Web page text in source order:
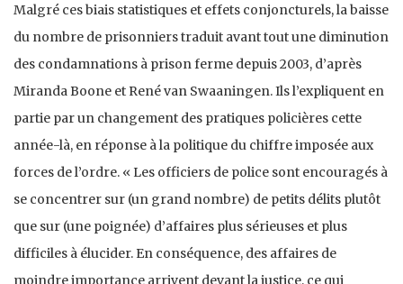
Malgré ces biais statistiques et effets conjoncturels, la baisse
du nombre de prisonniers traduit avant tout une diminution
des condamnations à prison ferme depuis 2003, d’après
Miranda Boone et René van Swaaningen. Ils l’expliquent en
partie par un changement des pratiques policières cette
année-là, en réponse à la politique du chiffre imposée aux
forces de l’ordre. « Les officiers de police sont encouragés à
se concentrer sur (un grand nombre) de petits délits plutôt
que sur (une poignée) d’affaires plus sérieuses et plus
difficiles à élucider. En conséquence, des affaires de
moindre importance arrivent devant la justice, ce qui